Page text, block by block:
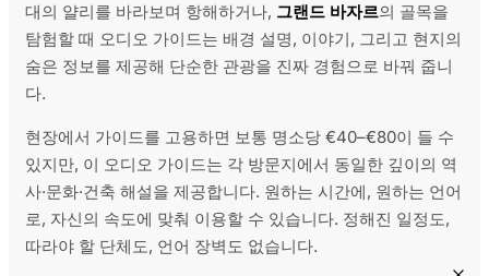
대의 얄리를 바라보며 항해하거나, 그랜드 바자르의 골목을
탐험할 때 오디오 가이드는 배경 설명, 이야기, 그리고 현지의
숨은 정보를 제공해 단순한 관광을 진짜 경험으로 바꿔 줍니
다.
현장에서 가이드를 고용하면 보통 명소당 €40–€80이 들 수
있지만, 이 오디오 가이드는 각 방문지에서 동일한 깊이의 역
사·문화·건축 해설을 제공합니다. 원하는 시간에, 원하는 언어
로, 자신의 속도에 맞춰 이용할 수 있습니다. 정해진 일정도,
따라야 할 단체도, 언어 장벽도 없습니다.